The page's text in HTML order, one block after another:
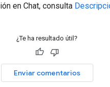
en Chat, consulta
¿Te ha resultado útil?
Enviar comentarios